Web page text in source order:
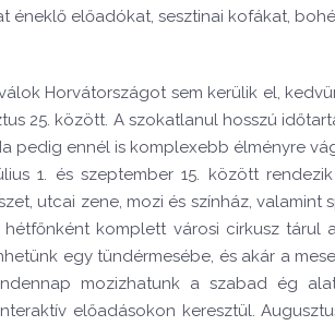
éneklő előadókat, sesztinai kofákat,
Horvátországot sem kerülik el,
25. között. A szokatlanul hosszú
pedig ennél is komplexebb élményre
1. és szeptember 15. között
utcai zene, mozi és színház,
hétfőnként komplett városi cirkusz
egy tündérmesébe, és akár a
mozizhatunk a szabad ég
előadásokon keresztül.